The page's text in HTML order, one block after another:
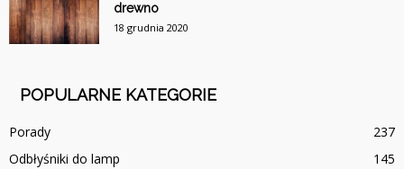
drewno
18 grudnia 2020
POPULARNE KATEGORIE
Porady
237
Odbłyśniki do lamp
145